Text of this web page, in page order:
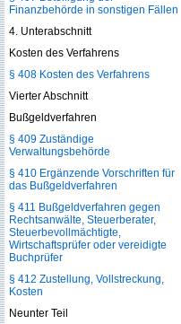
Finanzbehörde in sonstigen Fällen
4. Unterabschnitt
Kosten des Verfahrens
§ 408 Kosten des Verfahrens
Vierter Abschnitt
Bußgeldverfahren
§ 409 Zuständige
Verwaltungsbehörde
§ 410 Ergänzende Vorschriften für
das Bußgeldverfahren
§ 411 Bußgeldverfahren gegen
Rechtsanwälte, Steuerberater,
Steuerbevollmächtigte,
Wirtschaftsprüfer oder vereidigte
Buchprüfer
§ 412 Zustellung, Vollstreckung,
Kosten
Neunter Teil